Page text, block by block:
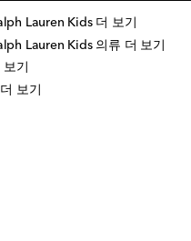
Lauren Kids 더 보기
Lauren Kids 의류 더 보기
기
보기